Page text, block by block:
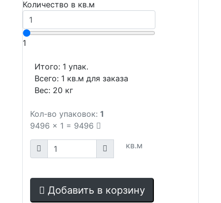
Количество в кв.м
1
Итого: 1 упак.
Всего: 1 кв.м для заказа
Вес: 20 кг
Кол-во упаковок: 1
9496 x 1 = 9496
кв.м
Добавить в корзину